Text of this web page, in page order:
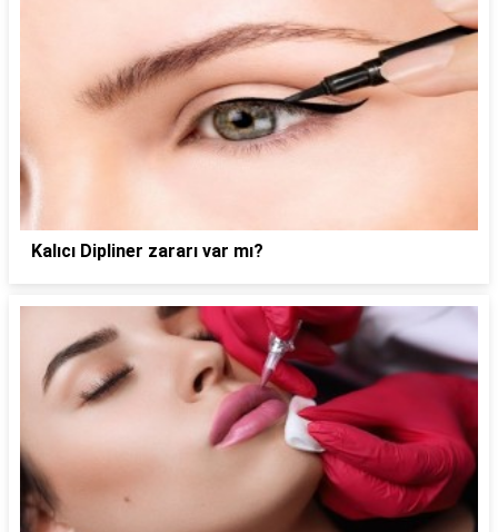
Kalıcı Dipliner zararı var mı?